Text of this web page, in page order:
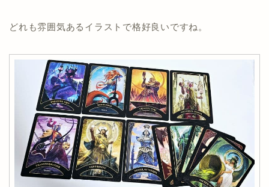
どれも雰囲気あるイラストで格好良いですね。